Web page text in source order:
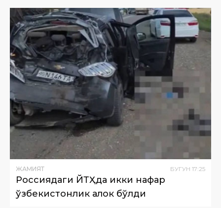
ЖАМИЯТ БУГУН 17:25
Россиядаги ЙТҲда икки нафар
ўзбекистонлик ҳалок бўлди